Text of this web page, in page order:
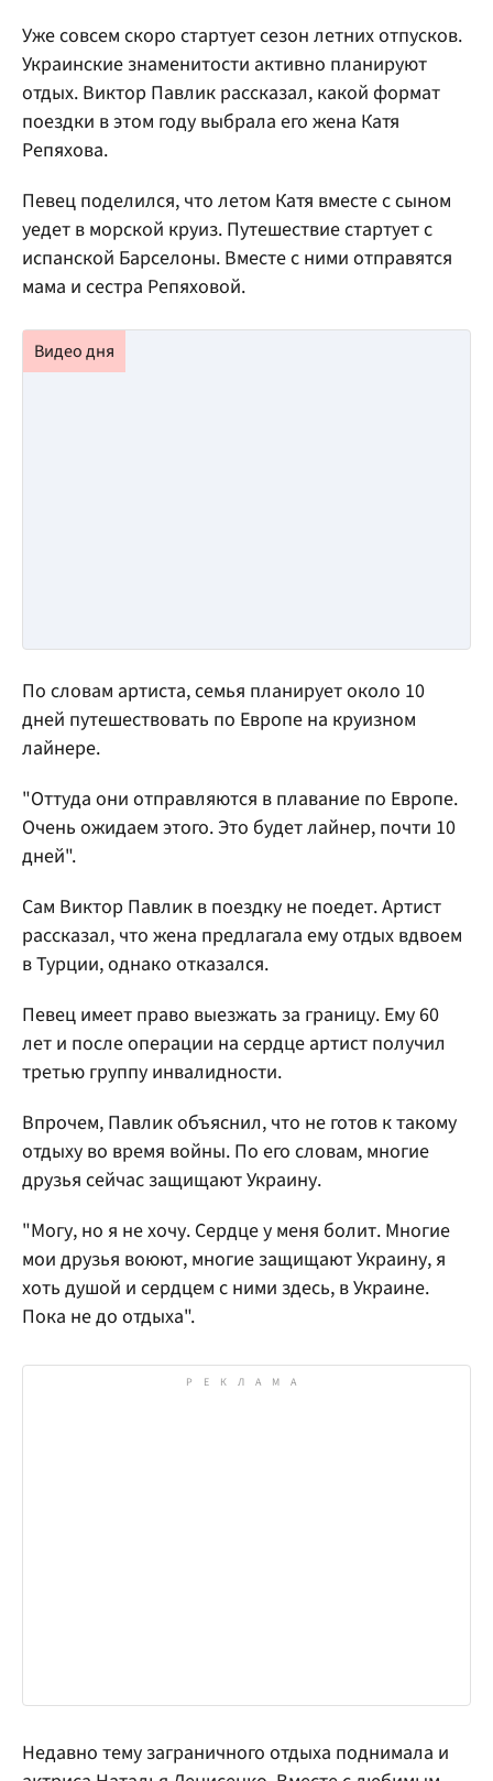
Уже совсем скоро стартует сезон летних отпусков.
Украинские знаменитости активно планируют
отдых. Виктор Павлик рассказал, какой формат
поездки в этом году выбрала его жена Катя
Репяхова.
Певец поделился, что летом Катя вместе с сыном
уедет в морской круиз. Путешествие стартует с
испанской Барселоны. Вместе с ними отправятся
мама и сестра Репяховой.
По словам артиста, семья планирует около 10
дней путешествовать по Европе на круизном
лайнере.
"Оттуда они отправляются в плавание по Европе.
Очень ожидаем этого. Это будет лайнер, почти 10
дней".
Сам Виктор Павлик в поездку не поедет. Артист
рассказал, что жена предлагала ему отдых вдвоем
в Турции, однако отказался.
Певец имеет право выезжать за границу. Ему 60
лет и после операции на сердце артист получил
третью группу инвалидности.
Впрочем, Павлик объяснил, что не готов к такому
отдыху во время войны. По его словам, многие
друзья сейчас защищают Украину.
"Могу, но я не хочу. Сердце у меня болит. Многие
мои друзья воюют, многие защищают Украину, я
хоть душой и сердцем с ними здесь, в Украине.
Пока не до отдыха".
Недавно тему заграничного отдыха поднимала и